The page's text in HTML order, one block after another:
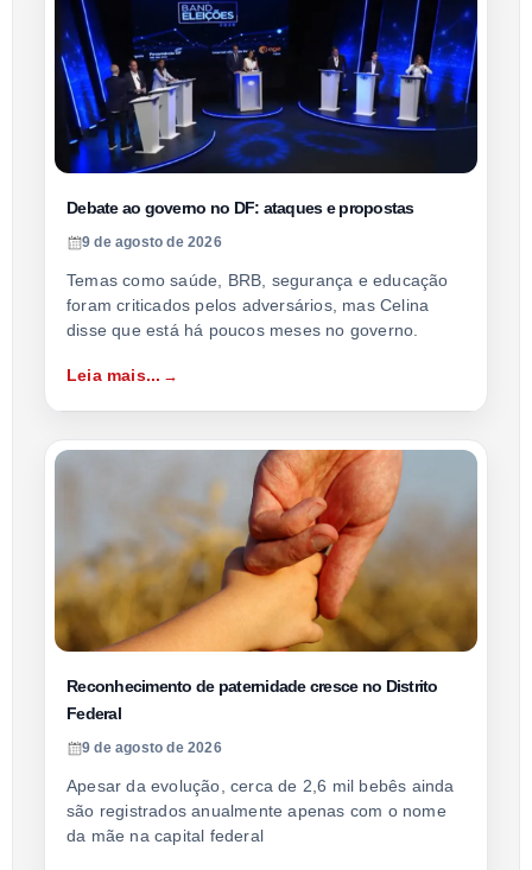
Debate ao governo no DF: ataques e propostas
9 de agosto de 2026
Temas como saúde, BRB, segurança e educação
foram criticados pelos adversários, mas Celina
disse que está há poucos meses no governo.
Leia mais...
Reconhecimento de paternidade cresce no Distrito
Federal
9 de agosto de 2026
Apesar da evolução, cerca de 2,6 mil bebês ainda
são registrados anualmente apenas com o nome
da mãe na capital federal